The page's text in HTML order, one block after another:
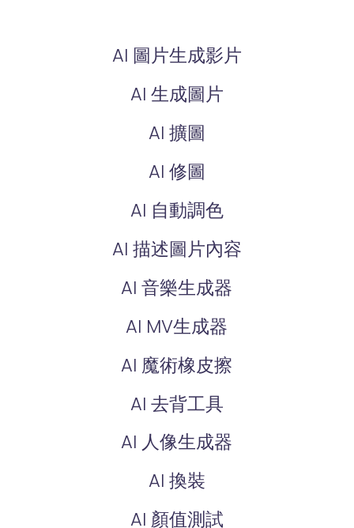
AI 圖片生成影片
AI 生成圖片
AI 擴圖
AI 修圖
AI 自動調色
AI 描述圖片內容
AI 音樂生成器
AI MV生成器
AI 魔術橡皮擦
AI 去背工具
AI 人像生成器
AI 換裝
AI 顏值測試